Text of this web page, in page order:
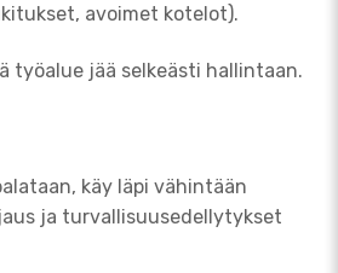
avoimet kotelot).
työalue jää selkeästi hallintaan.
käy läpi vähintään
ja turvallisuusedellytykset